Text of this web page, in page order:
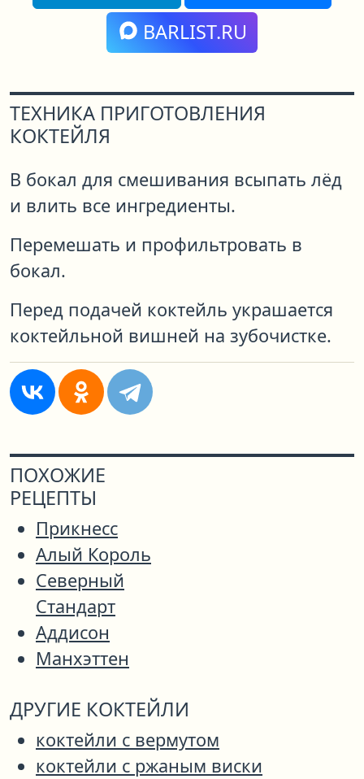
BARLIST.RU
ТЕХНИКА ПРИГОТОВЛЕНИЯ
КОКТЕЙЛЯ
В бокал для смешивания всыпать лёд
и влить все ингредиенты.
Перемешать и профильтровать в
бокал.
Перед подачей коктейль украшается
коктейльной вишней на зубочистке.
ПОХОЖИЕ
РЕЦЕПТЫ
Прикнесс
Алый Король
Северный
Стандарт
Аддисон
Манхэттен
ДРУГИЕ КОКТЕЙЛИ
коктейли с вермутом
коктейли с ржаным виски